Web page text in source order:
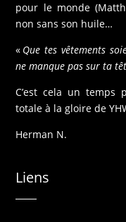
pour le monde
non sans son huile…
« Que tes vêtements
ne manque pas sur ta
C’est cela un temps
totale à la gloire de
Herman N.
Liens